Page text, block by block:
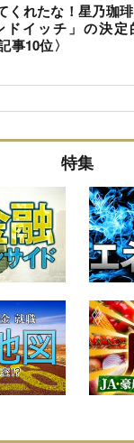
くれたな！星乃珈
ドイッチ」の決定
事10位〉
特集